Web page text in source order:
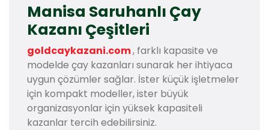
Manisa Saruhanlı Çay
Kazanı Çeşitleri
goldcaykazani.com, farklı kapasite ve
modelde çay kazanları sunarak her ihtiyaca
uygun çözümler sağlar. İster küçük işletmeler
için kompakt modeller, ister büyük
organizasyonlar için yüksek kapasiteli
kazanlar tercih edebilirsiniz.